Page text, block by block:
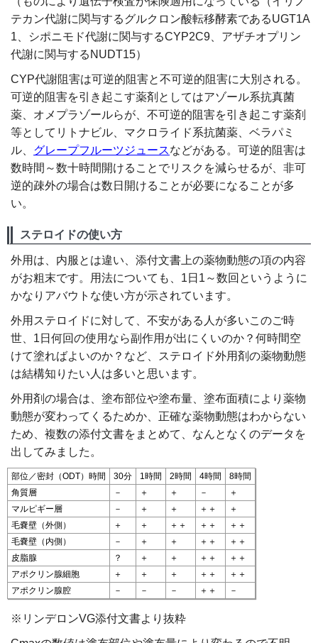
テカン代謝に関与するグルクロン酸転移酵素であるUGT1A
1、シポニモド代謝に関与するCYP2C9、アザチオプリン
代謝に関与するNUDT15）
CYP代謝阻害は可逆的阻害と不可逆的阻害に大別される。
可逆的阻害を引き起こす薬剤としてはアゾール系抗真菌
薬、オメプラゾールらが、不可逆的阻害を引き起こす薬剤
等としてリトナビル、マクロライド系抗菌薬、ベラパミ
ル、 グレープフルーツジュースなどがある。可逆的阻害は
数時間～数十時間開けることでリスクを減らせるが、非可
逆的疎外の場合は数日開けることが必要になることが多
い。
ステロイドの使い方
外用は、内服とは違い、添付文書上の薬物動態の項の内容
がお粗末です。用法についても、1日1～数回というように
かなりアバウトな使い方が示されています。
外用ステロイドに対して、不安がある人が多いこのご時
世、1日何回の使用なら副作用が出にくいのか？何時間空
けて塗ればよいのか？など、ステロイド外用剤の薬物動態
は結構知りたい人は多いと思います。
外用剤の場合は、塗布部位や塗布量、塗布面積により薬物
動態が変わってくるためか、正確な薬物動態はわからない
ため、複数の添付文書をまとめて、なんとなくのデータを
出してみました。
部位／密封（ODT）時間 30分 1時間 2時間 4時間
8時間
角質層
－ ＋ ＋ －
＋
マルピギー層
－ ＋ ＋ ＋＋
＋
毛嚢壁（外側）
＋ ＋ ＋＋ ＋＋
＋＋
毛嚢壁（内側）
－ ＋ ＋ ＋＋
＋＋
皮脂腺
？ ＋ ＋ ＋＋
＋＋
アポクリン腺細胞
＋ ＋ ＋ ＋＋
＋＋
アポクリン腺腔
－ － － ＋＋ －
※リンデロンVG添付文書より抜粋